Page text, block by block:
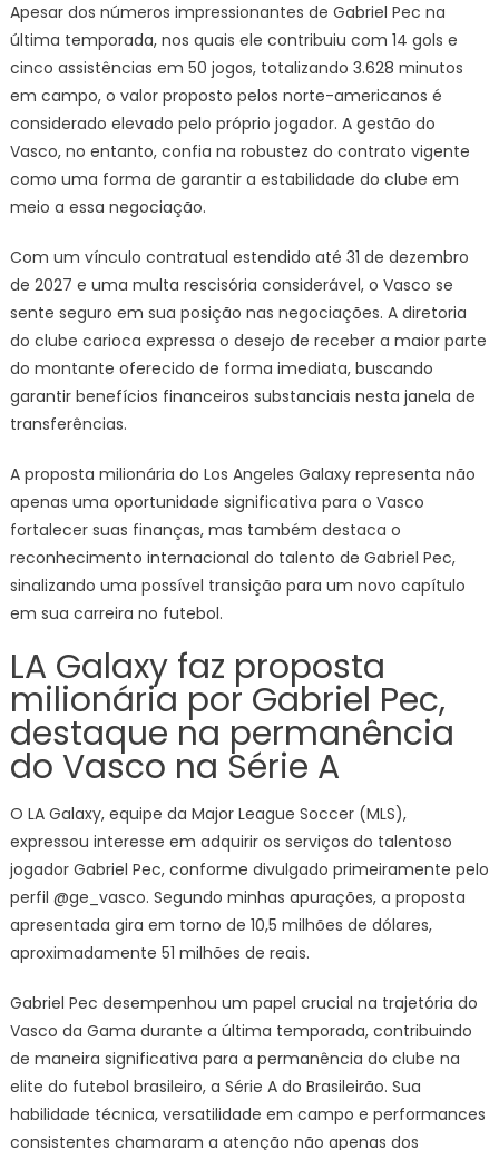
Apesar dos números impressionantes de Gabriel Pec na
última temporada, nos quais ele contribuiu com 14 gols e
cinco assistências em 50 jogos, totalizando 3.628 minutos
em campo, o valor proposto pelos norte-americanos é
considerado elevado pelo próprio jogador. A gestão do
Vasco, no entanto, confia na robustez do contrato vigente
como uma forma de garantir a estabilidade do clube em
meio a essa negociação.
Com um vínculo contratual estendido até 31 de dezembro
de 2027 e uma multa rescisória considerável, o Vasco se
sente seguro em sua posição nas negociações. A diretoria
do clube carioca expressa o desejo de receber a maior parte
do montante oferecido de forma imediata, buscando
garantir benefícios financeiros substanciais nesta janela de
transferências.
A proposta milionária do Los Angeles Galaxy representa não
apenas uma oportunidade significativa para o Vasco
fortalecer suas finanças, mas também destaca o
reconhecimento internacional do talento de Gabriel Pec,
sinalizando uma possível transição para um novo capítulo
em sua carreira no futebol.
LA Galaxy faz proposta
milionária por Gabriel Pec,
destaque na permanência
do Vasco na Série A
O LA Galaxy, equipe da Major League Soccer (MLS),
expressou interesse em adquirir os serviços do talentoso
jogador Gabriel Pec, conforme divulgado primeiramente pelo
perfil @ge_vasco. Segundo minhas apurações, a proposta
apresentada gira em torno de 10,5 milhões de dólares,
aproximadamente 51 milhões de reais.
Gabriel Pec desempenhou um papel crucial na trajetória do
Vasco da Gama durante a última temporada, contribuindo
de maneira significativa para a permanência do clube na
elite do futebol brasileiro, a Série A do Brasileirão. Sua
habilidade técnica, versatilidade em campo e performances
consistentes chamaram a atenção não apenas dos